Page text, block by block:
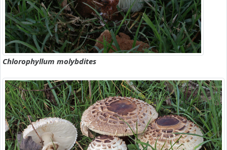
Chlorophyllum molybdites